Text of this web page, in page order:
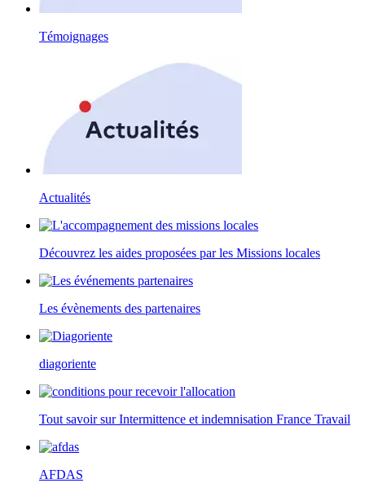
Témoignages
Actualités
Découvrez les aides proposées par les Missions locales
Les évènements des partenaires
diagoriente
Tout savoir sur Intermittence et indemnisation France Travail
AFDAS